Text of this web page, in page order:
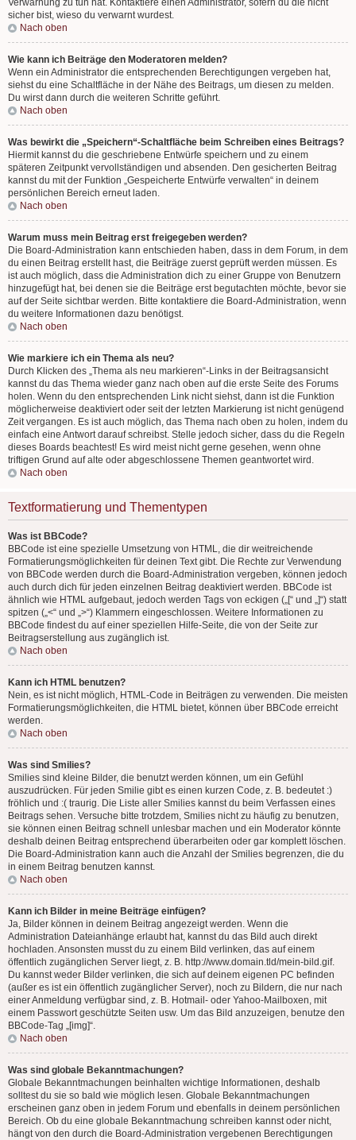
Verwarnung zu tun hat. Kontaktiere einen Administrator, sofern du die nicht
sicher bist, wieso du verwarnt wurdest.
Nach oben
Wie kann ich Beiträge den Moderatoren melden?
Wenn ein Administrator die entsprechenden Berechtigungen vergeben hat,
siehst du eine Schaltfläche in der Nähe des Beitrags, um diesen zu melden.
Du wirst dann durch die weiteren Schritte geführt.
Nach oben
Was bewirkt die „Speichern“-Schaltfläche beim Schreiben eines Beitrags?
Hiermit kannst du die geschriebene Entwürfe speichern und zu einem
späteren Zeitpunkt vervollständigen und absenden. Den gesicherten Beitrag
kannst du mit der Funktion „Gespeicherte Entwürfe verwalten“ in deinem
persönlichen Bereich erneut laden.
Nach oben
Warum muss mein Beitrag erst freigegeben werden?
Die Board-Administration kann entschieden haben, dass in dem Forum, in dem
du einen Beitrag erstellt hast, die Beiträge zuerst geprüft werden müssen. Es
ist auch möglich, dass die Administration dich zu einer Gruppe von Benutzern
hinzugefügt hat, bei denen sie die Beiträge erst begutachten möchte, bevor sie
auf der Seite sichtbar werden. Bitte kontaktiere die Board-Administration, wenn
du weitere Informationen dazu benötigst.
Nach oben
Wie markiere ich ein Thema als neu?
Durch Klicken des „Thema als neu markieren“-Links in der Beitragsansicht
kannst du das Thema wieder ganz nach oben auf die erste Seite des Forums
holen. Wenn du den entsprechenden Link nicht siehst, dann ist die Funktion
möglicherweise deaktiviert oder seit der letzten Markierung ist nicht genügend
Zeit vergangen. Es ist auch möglich, das Thema nach oben zu holen, indem du
einfach eine Antwort darauf schreibst. Stelle jedoch sicher, dass du die Regeln
dieses Boards beachtest! Es wird meist nicht gerne gesehen, wenn ohne
triftigen Grund auf alte oder abgeschlossene Themen geantwortet wird.
Nach oben
Textformatierung und Thementypen
Was ist BBCode?
BBCode ist eine spezielle Umsetzung von HTML, die dir weitreichende
Formatierungsmöglichkeiten für deinen Text gibt. Die Rechte zur Verwendung
von BBCode werden durch die Board-Administration vergeben, können jedoch
auch durch dich für jeden einzelnen Beitrag deaktiviert werden. BBCode ist
ähnlich wie HTML aufgebaut, jedoch werden Tags von eckigen („[“ und „]“) statt
spitzen („<“ und „>“) Klammern eingeschlossen. Weitere Informationen zu
BBCode findest du auf einer speziellen Hilfe-Seite, die von der Seite zur
Beitragserstellung aus zugänglich ist.
Nach oben
Kann ich HTML benutzen?
Nein, es ist nicht möglich, HTML-Code in Beiträgen zu verwenden. Die meisten
Formatierungsmöglichkeiten, die HTML bietet, können über BBCode erreicht
werden.
Nach oben
Was sind Smilies?
Smilies sind kleine Bilder, die benutzt werden können, um ein Gefühl
auszudrücken. Für jeden Smilie gibt es einen kurzen Code, z. B. bedeutet :)
fröhlich und :( traurig. Die Liste aller Smilies kannst du beim Verfassen eines
Beitrags sehen. Versuche bitte trotzdem, Smilies nicht zu häufig zu benutzen,
sie können einen Beitrag schnell unlesbar machen und ein Moderator könnte
deshalb deinen Beitrag entsprechend überarbeiten oder gar komplett löschen.
Die Board-Administration kann auch die Anzahl der Smilies begrenzen, die du
in einem Beitrag benutzen kannst.
Nach oben
Kann ich Bilder in meine Beiträge einfügen?
Ja, Bilder können in deinem Beitrag angezeigt werden. Wenn die
Administration Dateianhänge erlaubt hat, kannst du das Bild auch direkt
hochladen. Ansonsten musst du zu einem Bild verlinken, das auf einem
öffentlich zugänglichen Server liegt, z. B. http://www.domain.tld/mein-bild.gif.
Du kannst weder Bilder verlinken, die sich auf deinem eigenen PC befinden
(außer es ist ein öffentlich zugänglicher Server), noch zu Bildern, die nur nach
einer Anmeldung verfügbar sind, z. B. Hotmail- oder Yahoo-Mailboxen, mit
einem Passwort geschützte Seiten usw. Um das Bild anzuzeigen, benutze den
BBCode-Tag „[img]“.
Nach oben
Was sind globale Bekanntmachungen?
Globale Bekanntmachungen beinhalten wichtige Informationen, deshalb
solltest du sie so bald wie möglich lesen. Globale Bekanntmachungen
erscheinen ganz oben in jedem Forum und ebenfalls in deinem persönlichen
Bereich. Ob du eine globale Bekanntmachung schreiben kannst oder nicht,
hängt von den durch die Board-Administration vergebenen Berechtigungen